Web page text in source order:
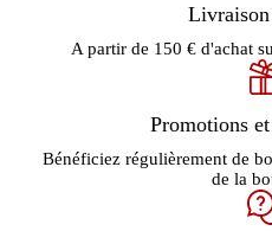
A partir de 150 € d'achat
Promotions
Bénéficiez régulièrement de
de la